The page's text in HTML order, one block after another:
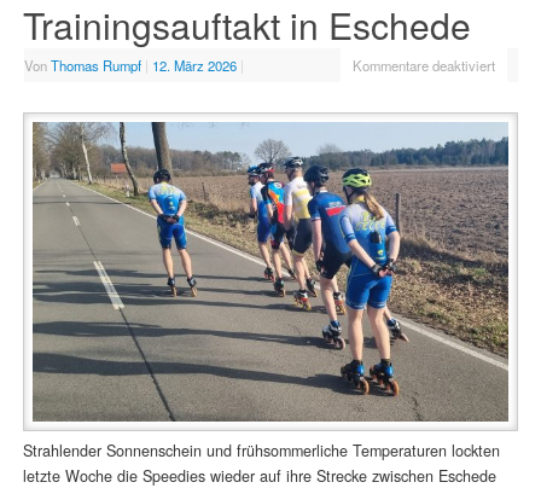
Trainingsauftakt in Eschede
VonThomas Rumpf | 12. März 2026 | Kommentare deaktiviert
Strahlender Sonnenschein und frühsommerliche Temperaturen lockten
letzte Woche die Speedies wieder auf ihre Strecke zwischen Eschede